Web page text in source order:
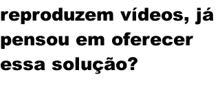
reproduzem vídeos, já
pensou em oferecer
essa solução?